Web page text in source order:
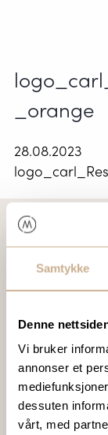
Samtykke
Denne
Vi bruker
annonser et
dessuten
vårt, med
_orange
28.08.2023
VIL DU VITE
Ta kontakt med
Ta kontakt
BESTILL VÅRT